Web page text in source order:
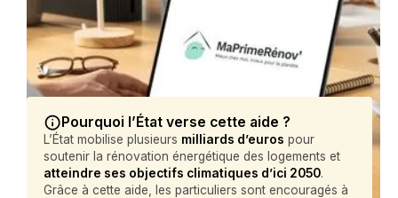
Pourquoi l’État verse cette aide ?
L’État mobilise plusieurs milliards d’euros pour
soutenir la rénovation énergétique des logements et
atteindre ses objectifs climatiques d’ici 2050.
Grâce à cette aide, les particuliers sont encouragés à